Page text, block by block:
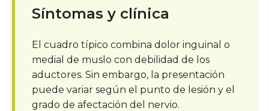
Síntomas y clínica
El cuadro típico combina dolor inguinal o
medial de muslo con debilidad de los
aductores. Sin embargo, la presentación
puede variar según el punto de lesión y el
grado de afectación del nervio.